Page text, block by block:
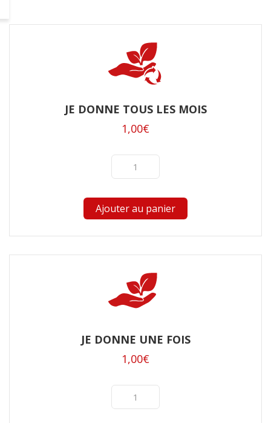
JE DONNE TOUS LES MOIS
1,00€
Ajouter au panier
JE DONNE UNE FOIS
1,00€